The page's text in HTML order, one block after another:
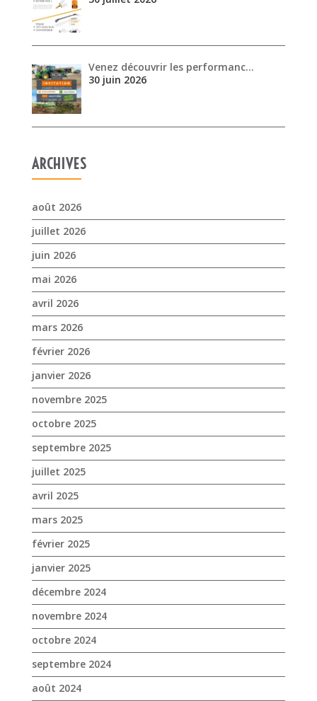
ARCHIVES
août 2026
juillet 2026
mai 2026
mars 2026
février 2026
janvier 2026
novembre 2025
octobre 2025
septembre 2025
juillet 2025
avril 2025
mars 2025
février 2025
janvier 2025
décembre 2024
novembre 2024
octobre 2024
septembre 2024
août 2024
juin 2024
mai 2024
avril 2024
mars 2024
février 2024